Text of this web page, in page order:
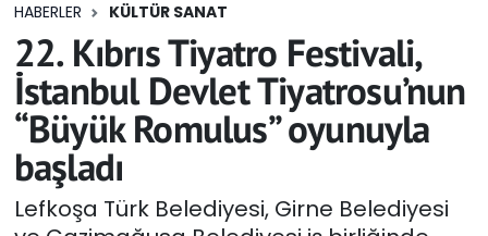
HABERLER KÜLTÜR SANAT
22. Kıbrıs Tiyatro Festivali,
İstanbul Devlet Tiyatrosu’nun
“Büyük Romulus” oyunuyla
başladı
Lefkoşa Türk Belediyesi, Girne Belediyesi
Eğitim
Ekonomi
Foto Galeri
GEZİ
Tüm Manşetler
Son Dakika Haberleri
Haber Arşivi